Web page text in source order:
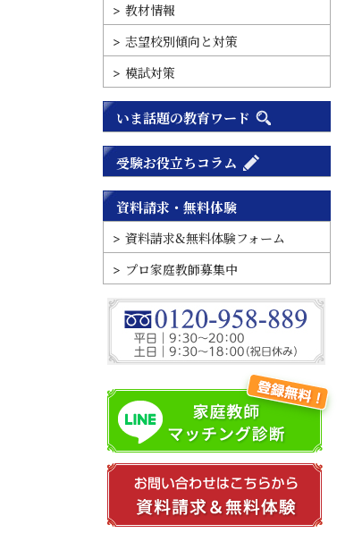
教材情報
志望校別傾向と対策
模試対策
いま話題の教育ワード
受験お役立ちコラム
資料請求・無料体験
資料請求&無料体験フォーム
プロ家庭教師募集中